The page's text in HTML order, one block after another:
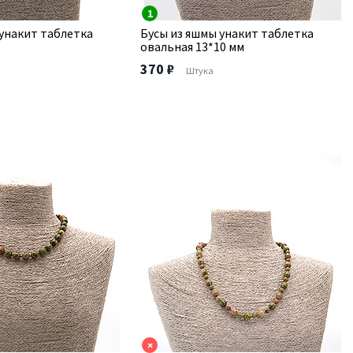
таблетка
1
Бусы из яшмы унакит таблетка
овальная 13*10 мм
370 ₽ Штука
×